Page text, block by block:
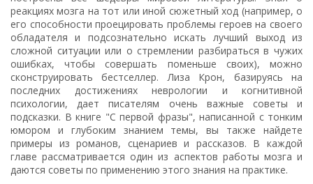
реакциях мозга на тот или иной сюжетный ход (например, о
его способности проецировать проблемы героев на своего
обладателя и подсознательно искать лучший выход из
сложной ситуации или о стремлении разбираться в чужих
ошибках, чтобы совершать поменьше своих), можно
сконструировать бестселлер. Лиза Крон, базируясь на
последних достижениях неврологии и когнитивной
психологии, дает писателям очень важные советы и
подсказки. В книге "С первой фразы", написанной с тонким
юмором и глубоким знанием темы, вы также найдете
примеры из романов, сценариев и рассказов. В каждой
главе рассматривается один из аспектов работы мозга и
даются советы по применению этого знания на практике.